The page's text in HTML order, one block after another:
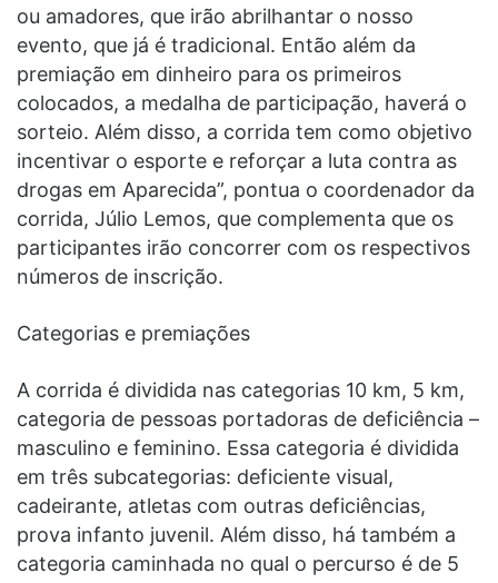
ou amadores, que irão abrilhantar o nosso
evento, que já é tradicional. Então além da
premiação em dinheiro para os primeiros
colocados, a medalha de participação, haverá o
sorteio. Além disso, a corrida tem como objetivo
incentivar o esporte e reforçar a luta contra as
drogas em Aparecida”, pontua o coordenador da
corrida, Júlio Lemos, que complementa que os
participantes irão concorrer com os respectivos
números de inscrição.
Categorias e premiações
A corrida é dividida nas categorias 10 km, 5 km,
categoria de pessoas portadoras de deficiência –
masculino e feminino. Essa categoria é dividida
em três subcategorias: deficiente visual,
cadeirante, atletas com outras deficiências,
prova infanto juvenil. Além disso, há também a
categoria caminhada no qual o percurso é de 5